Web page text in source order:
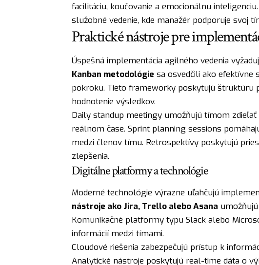
facilitáciu, koučovanie a emocionálnu
služobné vedenie, kde manažér podporuje svoj
Praktické nástroje pre
Úspešná implementácia agilného vedenia
Kanban metodológie sa osvedčili ako efektívne
pokroku. Tieto frameworky poskytujú štruktúru
hodnotenie výsledkov.
Daily standup meetingy umožňujú tímom
reálnom čase. Sprint planning sessions
medzi členov tímu. Retrospektívy poskytujú
zlepšenia.
Digitálne platformy a technológie
Moderné technológie výrazne uľahčujú
nástroje ako Jira, Trello alebo Asana
Komunikačné platformy typu Slack alebo
informácií medzi tímami.
Cloudové riešenia zabezpečujú prístup k
Analytické nástroje poskytujú real-time dáta o